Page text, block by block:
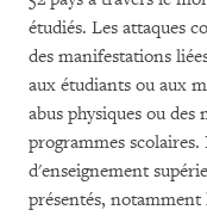
étudiés. Les attaques
des manifestations
aux étudiants ou aux
abus physiques ou des
programmes
d'enseignement
présentés, notamment